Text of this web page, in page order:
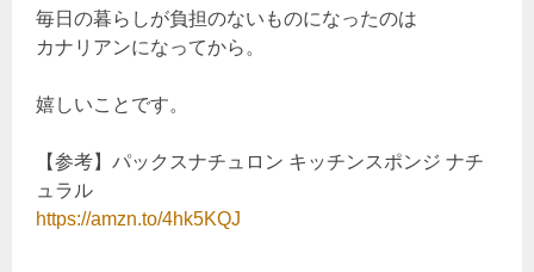
毎日の暮らしが負担のないものになったのは
カナリアンになってから。
嬉しいことです。
【参考】パックスナチュロン キッチンスポンジ ナチ
ュラル
https://amzn.to/4hk5KQJ